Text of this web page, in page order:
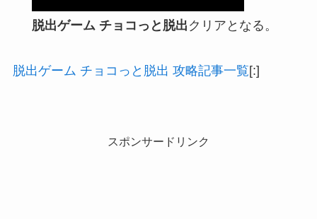
脱出ゲーム チョコっと脱出 クリアとなる。
脱出ゲーム チョコっと脱出 攻略記事一覧[:]
スポンサードリンク